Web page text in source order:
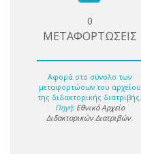
0
ΜΕΤΑΦΟΡΤΩΣΕΙΣ
Αφορά στο σύνολο των
μεταφορτώσων του αρχείου
της διδακτορικής διατριβής.
Πηγή: Εθνικό Αρχείο
Διδακτορικών Διατριβών.